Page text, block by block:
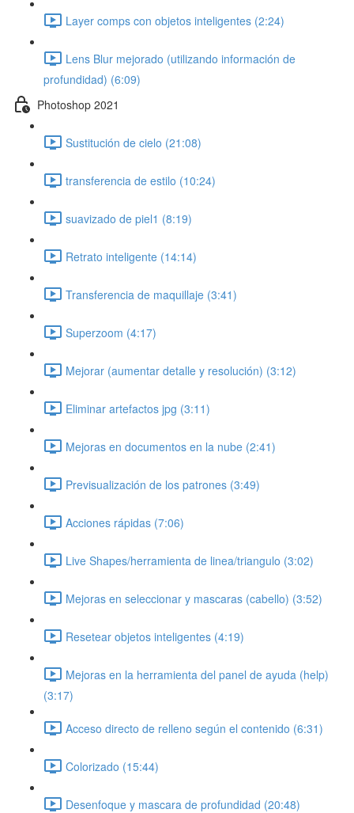
Layer comps con objetos inteligentes (2:24)
Lens Blur mejorado (utilizando información de
profundidad) (6:09)
Photoshop 2021
Sustitución de cielo (21:08)
transferencia de estilo (10:24)
suavizado de piel1 (8:19)
Retrato inteligente (14:14)
Transferencia de maquillaje (3:41)
Superzoom (4:17)
Mejorar (aumentar detalle y resolución) (3:12)
Eliminar artefactos jpg (3:11)
Mejoras en documentos en la nube (2:41)
Previsualización de los patrones (3:49)
Acciones rápidas (7:06)
Live Shapes/herramienta de linea/triangulo (3:02)
Mejoras en seleccionar y mascaras (cabello) (3:52)
Resetear objetos inteligentes (4:19)
Mejoras en la herramienta del panel de ayuda (help)
(3:17)
Acceso directo de relleno según el contenido (6:31)
Colorizado (15:44)
Desenfoque y mascara de profundidad (20:48)